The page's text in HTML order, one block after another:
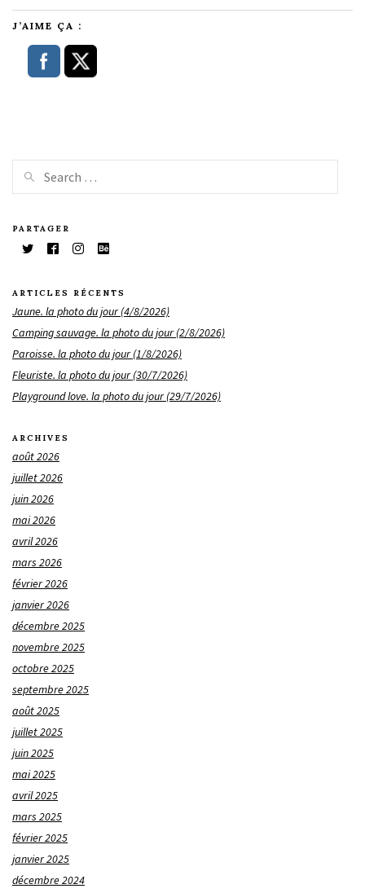
J’AIME ÇA :
PARTAGER
ARTICLES RÉCENTS
Jaune. la photo du jour (4/8/2026)
Camping sauvage. la photo du jour (2/8/2026)
Paroisse. la photo du jour (1/8/2026)
Fleuriste. la photo du jour (30/7/2026)
Playground love. la photo du jour (29/7/2026)
ARCHIVES
août 2026
juillet 2026
juin 2026
mai 2026
avril 2026
mars 2026
février 2026
janvier 2026
décembre 2025
novembre 2025
octobre 2025
septembre 2025
août 2025
juillet 2025
juin 2025
mai 2025
avril 2025
mars 2025
février 2025
janvier 2025
décembre 2024